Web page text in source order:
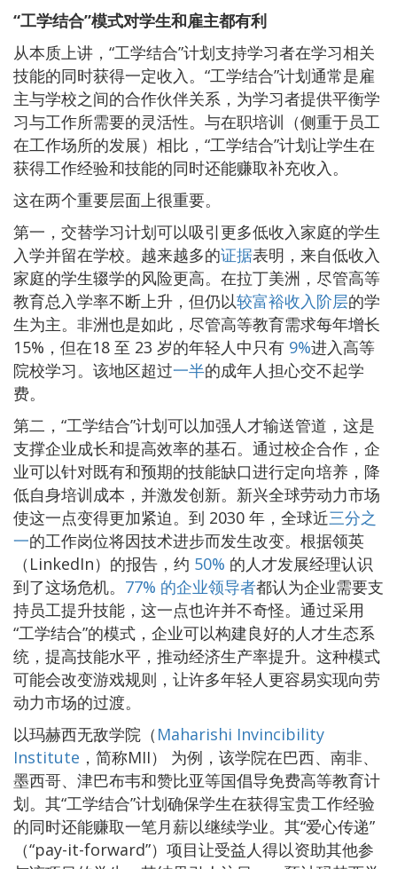
“工学结合”模式对学生和雇主都有利
从本质上讲，“工学结合”计划支持学习者在学习相关
技能的同时获得一定收入。“工学结合”计划通常是雇
主与学校之间的合作伙伴关系，为学习者提供平衡学
习与工作所需要的灵活性。与在职培训（侧重于员工
在工作场所的发展）相比，“工学结合”计划让学生在
获得工作经验和技能的同时还能赚取补充收入。
这在两个重要层面上很重要。
第一，交替学习计划可以吸引更多低收入家庭的学生
入学并留在学校。越来越多的证据表明，来自低收入
家庭的学生辍学的风险更高。在拉丁美洲，尽管高等
教育总入学率不断上升，但仍以较富裕收入阶层的学
生为主。非洲也是如此，尽管高等教育需求每年增长
15%，但在18 至 23 岁的年轻人中只有 9%进入高等
院校学习。该地区超过一半的成年人担心交不起学
费。
第二，“工学结合”计划可以加强人才输送管道，这是
支撑企业成长和提高效率的基石。通过校企合作，企
业可以针对既有和预期的技能缺口进行定向培养，降
低自身培训成本，并激发创新。新兴全球劳动力市场
使这一点变得更加紧迫。到 2030 年，全球近三分之
一的工作岗位将因技术进步而发生改变。根据领英
（LinkedIn）的报告，约 50% 的人才发展经理认识
到了这场危机。 77% 的企业领导者都认为企业需要支
持员工提升技能，这一点也许并不奇怪。通过采用
“工学结合”的模式，企业可以构建良好的人才生态系
统，提高技能水平，推动经济生产率提升。这种模式
可能会改变游戏规则，让许多年轻人更容易实现向劳
动力市场的过渡。
以玛赫西无敌学院（ Maharishi Invincibility
Institute ，简称MII） 为例，该学院在巴西、南非、
墨西哥、津巴布韦和赞比亚等国倡导免费高等教育计
划。其“工学结合”计划确保学生在获得宝贵工作经验
的同时还能赚取一笔月薪以继续学业。其“爱心传递”
（“pay-it-forward”）项目让受益人得以资助其他参